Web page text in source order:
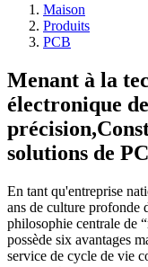
Maison
Produits
PCB
Menant à la
électronique
solutions de
En tant qu'entreprise
ans de culture profonde
philosophie centrale de
possède six avantages
service de cycle de vie